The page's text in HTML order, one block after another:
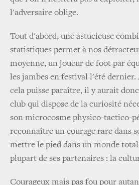
l'adversaire oblige.
Tout d'abord, une astucieuse
statistiques permet à nos
moyenne, un joueur de foot par
les jambes en festival l'été dernier.
cela puisse paraître, il y aurait
club qui dispose de la curiosité
son microcosme physico-tactico-
reconnaître un courage rare dans
mettre le pied dans un monde
plupart de ses partenaires : la
Courageux mais pas fou pour